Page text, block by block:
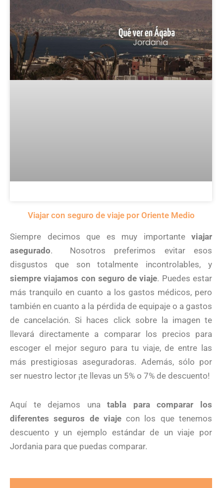
Viajar con seguro de viaje por Oriente Medio
Siempre decimos que es muy importante viajar
asegurado. Nosotros preferimos evitar esos
disgustos que son totalmente incontrolables, y
siempre viajamos con seguro de viaje. Puedes estar
más tranquilo en cuanto a los gastos médicos, pero
también en cuanto a la pérdida de equipaje o a gastos
de cancelación. Si haces click sobre la imagen te
llevará directamente a comparar los precios para
escoger el mejor seguro para tu viaje, de entre las
más prestigiosas aseguradoras. Además, sólo por
ser nuestro lector ¡te llevas un 5% o 7% de descuento!
Aquí te dejamos unatabla para comparar los
diferentes seguros de viajecon los que tenemos
descuento y un ejemplo estándar de un viaje por
Jordania para que puedas comparar.